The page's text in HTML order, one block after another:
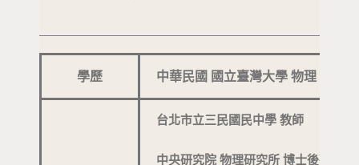
學歷 中華民國 國立臺灣大學 物理 博士
台北市立三民國民中學 教師
中央研究院 物理研究所 博士後研究